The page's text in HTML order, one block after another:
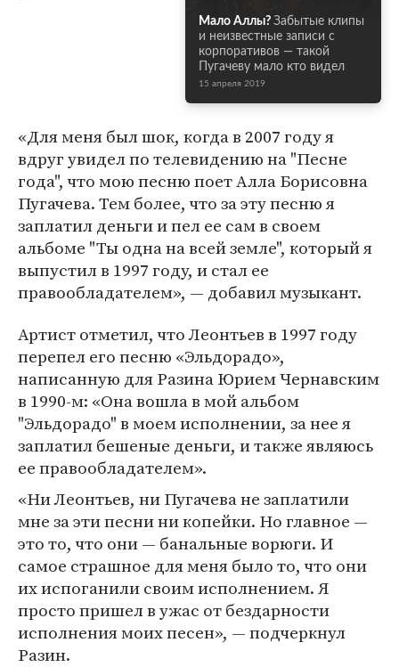
Мало Аллы? Забытые клипы
и неизвестные записи с
корпоративов — такой
Пугачеву мало кто видел
15 апреля 2019
«Для меня был шок, когда в 2007 году я
вдруг увидел по телевидению на "Песне
года", что мою песню поет Алла Борисовна
Пугачева. Тем более, что за эту песню я
заплатил деньги и пел ее сам в своем
альбоме "Ты одна на всей земле", который я
выпустил в 1997 году, и стал ее
правообладателем», — добавил музыкант.
Артист отметил, что Леонтьев в 1997 году
перепел его песню «Эльдорадо»,
написанную для Разина Юрием Чернавским
в 1990-м: «Она вошла в мой альбом
"Эльдорадо" в моем исполнении, за нее я
заплатил бешеные деньги, и также являюсь
ее правообладателем».
«Ни Леонтьев, ни Пугачева не заплатили
мне за эти песни ни копейки. Но главное —
это то, что они — банальные ворюги. И
самое страшное для меня было то, что они
их испоганили своим исполнением. Я
просто пришел в ужас от бездарности
исполнения моих песен», — подчеркнул
Разин.